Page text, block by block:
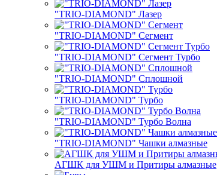
"TRIO-DIAMOND" Лазер
"TRIO-DIAMOND" Сегмент
"TRIO-DIAMOND" Сегмент Турбо
"TRIO-DIAMOND" Сплошной
"TRIO-DIAMOND" Турбо
"TRIO-DIAMOND" Турбо Волна
"TRIO-DIAMOND" Чашки алмазные
АГШК для УШМ и Притиры алмазные